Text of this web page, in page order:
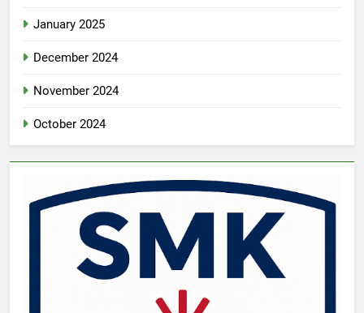
January 2025
December 2024
November 2024
October 2024